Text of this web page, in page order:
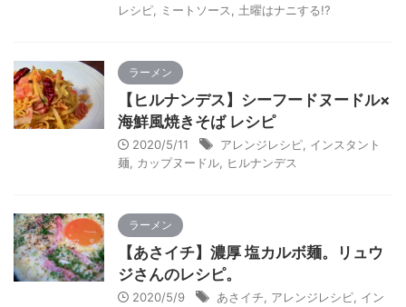
レシピ
ミートソース 土曜はナニする!?
ラーメン
【ヒルナンデス】シーフードヌードル×
海鮮風焼きそば レシピ
2020/5/11 アレンジレシピ インスタント
麺
カップヌードル ヒルナンデス
ラーメン
【あさイチ】濃厚 塩カルボ麺。リュウ
ジさんのレシピ。
2020/5/9 あさイチ アレンジレシピ イン